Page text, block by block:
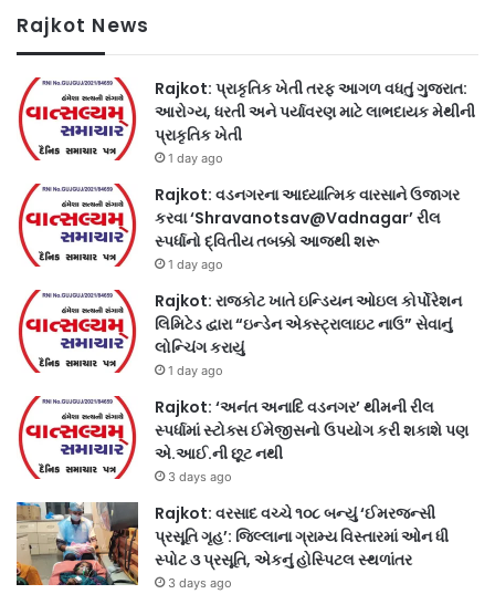
Rajkot News
Rajkot: પ્રાકૃતિક ખેતી તરફ આગળ વધતું ગુજરાત:
આરોગ્ય, ધરતી અને પર્યાવરણ માટે લાભદાયક મેથીની
પ્રાકૃતિક ખેતી
1 day ago
Rajkot: વડનગરના આધ્યાત્મિક વારસાને ઉજાગર
કરવા ‘Shravanotsav@Vadnagar’ રીલ
સ્પર્ધાનો દ્વિતીય તબક્કો આજથી શરૂ
1 day ago
Rajkot: રાજકોટ ખાતે ઇન્ડિયન ઓઇલ કોર્પોરેશન
લિમિટેડ દ્વારા “ઇન્ડેન એક્સ્ટ્રાલાઇટ નાઉ” સેવાનું
લોન્ચિંગ કરાયું
1 day ago
Rajkot: ‘અનંત અનાદિ વડનગર’ થીમની રીલ
સ્પર્ધામાં સ્ટોક્સ ઈમેજીસનો ઉપયોગ કરી શકાશે પણ
એ.આઈ.ની છૂટ નથી
3 days ago
Rajkot: વરસાદ વચ્ચે ૧૦૮ બન્યું ‘ઈમરજન્સી
પ્રસૂતિ ગૃહ’: જિલ્લાના ગ્રામ્ય વિસ્તારમાં ઓન ધી
સ્પોટ ૩ પ્રસૂતિ, એકનું હોસ્પિટલ સ્થળાંતર
3 days ago